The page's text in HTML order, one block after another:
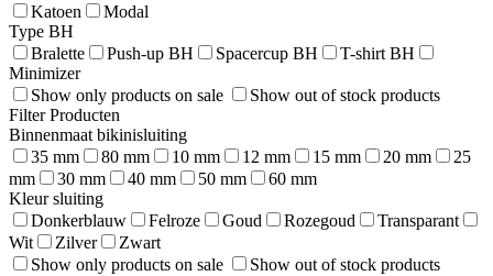
Katoen
Modal
Type BH
Bralette
Push-up BH Spacercup BH
T-shirt BH
Minimizer
Show only products on sale
Show out of stock products
Filter Producten
Binnenmaat bikinisluiting
35 mm
80 mm 10 mm 12 mm 15 mm 20 mm
25
mm
30 mm 40 mm 50 mm
60 mm
Kleur sluiting
Donkerblauw
Felroze Goud Rozegoud
Transparant
Wit
Zilver
Zwart
Show only products on sale
Show out of stock products